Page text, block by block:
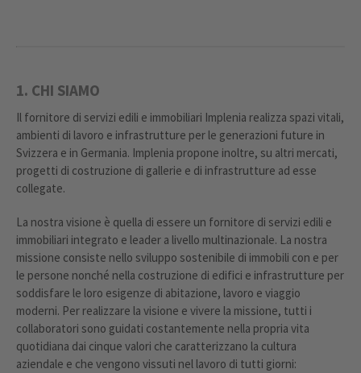
1. CHI SIAMO
Il fornitore di servizi edili e immobiliari Implenia realizza spazi vitali,
ambienti di lavoro e infrastrutture per le generazioni future in
Svizzera e in Germania. Implenia propone inoltre, su altri mercati,
progetti di costruzione di gallerie e di infrastrutture ad esse
collegate.
La nostra visione è quella di essere un fornitore di servizi edili e
immobiliari integrato e leader a livello multinazionale. La nostra
missione consiste nello sviluppo sostenibile di immobili con e per
le persone nonché nella costruzione di edifici e infrastrutture per
soddisfare le loro esigenze di abitazione, lavoro e viaggio
moderni. Per realizzare la visione e vivere la missione, tutti i
collaboratori sono guidati costantemente nella propria vita
quotidiana dai cinque valori che caratterizzano la cultura
aziendale e che vengono vissuti nel lavoro di tutti giorni: